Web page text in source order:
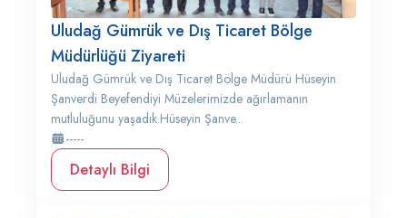
Uludağ Gümrük ve Dış Ticaret Bölge
Müdürlüğü Ziyareti
Uludağ Gümrük ve Dış Ticaret Bölge Müdürü Hüseyin
Şanverdi Beyefendiyi Müzelerimizde ağırlamanın
mutluluğunu yaşadık.Hüseyin Şanve...
-----
Detaylı Bilgi